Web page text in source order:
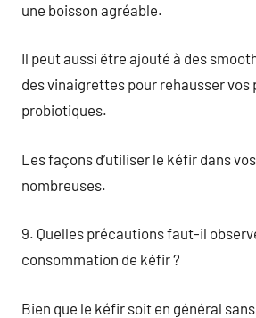
une boisson agréable.
Il peut aussi être ajouté à des
des vinaigrettes pour rehausser vos
probiotiques.
Les façons d’utiliser le kéfir dans
nombreuses.
9. Quelles précautions faut-il
consommation de kéfir ?
Bien que le kéfir soit en général